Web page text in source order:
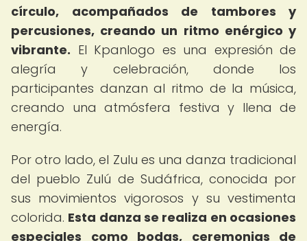
círculo, acompañados de tambores y
percusiones, creando un ritmo enérgico y
vibrante. El Kpanlogo es una expresión de
alegría y celebración, donde los
participantes danzan al ritmo de la música,
creando una atmósfera festiva y llena de
energía.
Por otro lado, el Zulu es una danza tradicional
del pueblo Zulú de Sudáfrica, conocida por
sus movimientos vigorosos y su vestimenta
colorida. Esta danza se realiza en ocasiones
especiales como bodas, ceremonias de